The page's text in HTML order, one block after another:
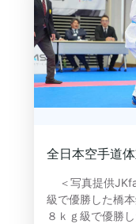
全日本空手道
＜写真提供
級で優勝した橋
８ｋｇ級で優勝